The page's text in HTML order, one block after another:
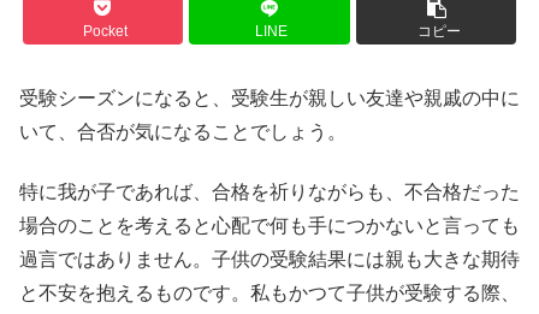
Pocket LINE コピー
受験シーズンになると、受験生が親しい友達や親戚の中に
いて、合否が気になることでしょう。
特に我が子であれば、合格を祈りながらも、不合格だった
場合のことを考えると心配で何も手につかないと言っても
過言ではありません。子供の受験結果には親も大きな期待
と不安を抱えるものです。私もかつて子供が受験する際、